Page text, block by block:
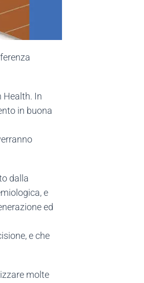
Health. In
in buona
dalla
e
ed
e che
molte